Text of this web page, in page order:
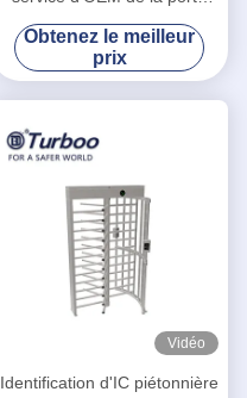
G538 de tourniquet de taille
de scanner d'empreinte
digitale plein
Obtenez le meilleur
prix
Vidéo
Identification d'IC piétonnière